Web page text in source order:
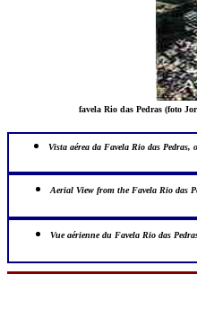
favela Rio das Pedras (foto
Vista aérea da Favela Rio das Pedras,
Aerial View from the Favela Rio das
Vue aérienne du Favela Rio das